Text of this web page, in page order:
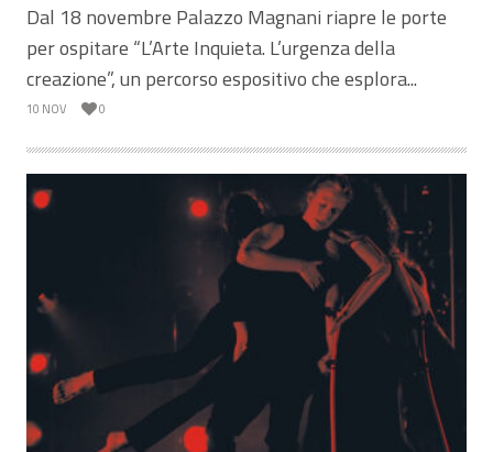
Dal 18 novembre Palazzo Magnani riapre le porte
per ospitare “L’Arte Inquieta. L’urgenza della
creazione”, un percorso espositivo che esplora...
10 NOV 0